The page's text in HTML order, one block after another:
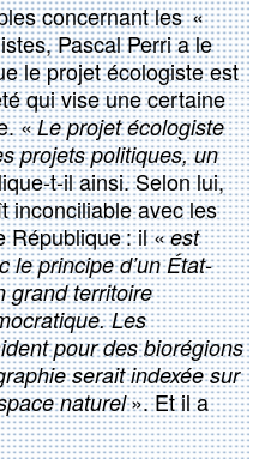
concernant les «
Pascal Perri a le
le projet écologiste est
qui vise une certaine
«Le projet écologiste
projets politiques, un
t-il ainsi. Selon lui,
inconciliable avec les
République : il «est
le principe d’un État-
grand territoire
Les
pour des biorégions
serait indexée sur
naturel». Et il a